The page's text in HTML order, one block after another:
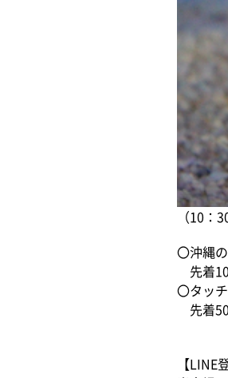
（10：
〇沖縄
先着
〇タッ
先着
【LINE